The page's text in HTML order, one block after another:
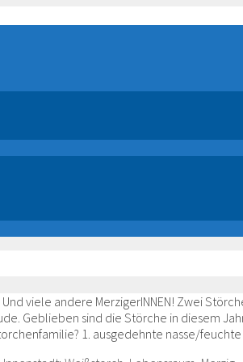
viele andere MerzigerINNEN! Zwei
Geblieben sind die Störche in diesem
1. ausgedehnte nasse/feuchte